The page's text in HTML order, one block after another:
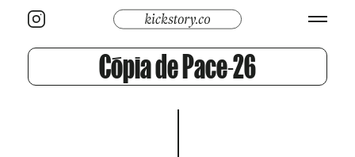
Cópia de Pace-26